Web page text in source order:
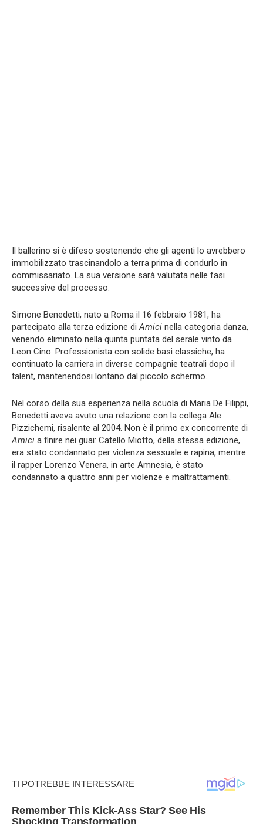
Il ballerino si è difeso sostenendo che gli agenti lo avrebbero
immobilizzato trascinandolo a terra prima di condurlo in
commissariato. La sua versione sarà valutata nelle fasi
successive del processo.
Simone Benedetti, nato a Roma il 16 febbraio 1981, ha
partecipato alla terza edizione diAmici nella categoria danza,
venendo eliminato nella quinta puntata del serale vinto da
Leon Cino. Professionista con solide basi classiche, ha
continuato la carriera in diverse compagnie teatrali dopo il
talent, mantenendosi lontano dal piccolo schermo.
Nel corso della sua esperienza nella scuola di Maria De Filippi,
Benedetti aveva avuto una relazione con la collega Ale
Pizzichemi, risalente al 2004. Non è il primo ex concorrente di
Amici a finire nei guai: Catello Miotto, della stessa edizione,
era stato condannato per violenza sessuale e rapina, mentre
il rapper Lorenzo Venera, in arte Amnesia, è stato
condannato a quattro anni per violenze e maltrattamenti.